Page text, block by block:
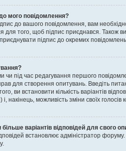
мого повідомлення?
до вашого повідомлення, вам
для того, щоб підпис приєднався. Також
підпис до окремих
чи під час редагування першого
для створення опитувань. Введіть
ви встановити кількість варіантів
накінець, можливість зміни своїх голосів
варіантів відповідей для свого
встановлює адміністратор